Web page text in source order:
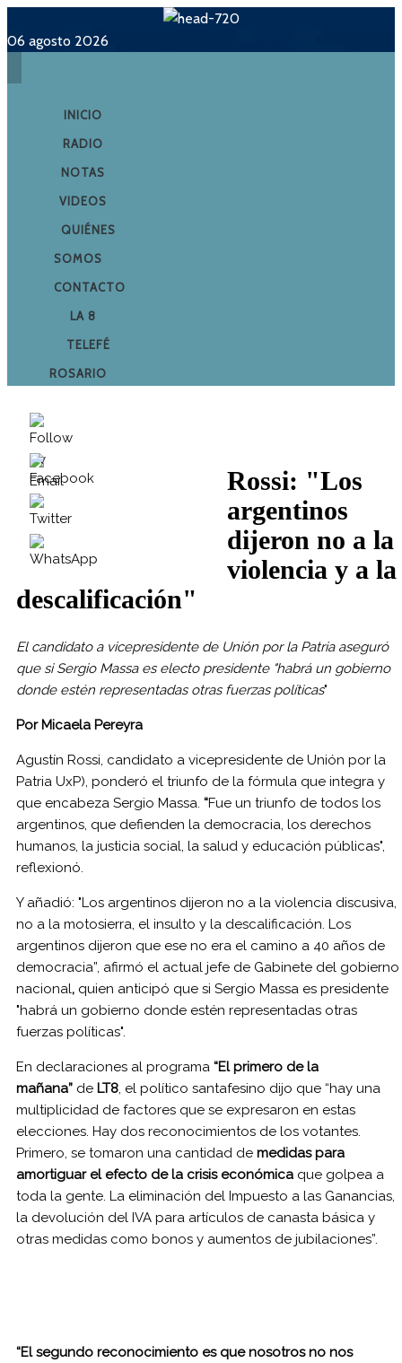
06 agosto 2026
INICIO
RADIO
NOTAS
VIDEOS
QUIÉNES
SOMOS
CONTACTO
LA 8
TELEFÉ
ROSARIO
Rossi: "Los
argentinos
dijeron no a la
violencia y a la
descalificación"
El candidato a vicepresidente de Unión por la Patria aseguró
que si Sergio Massa es electo presidente "habrá un gobierno
donde estén representadas otras fuerzas políticas"
Por Micaela Pereyra
Agustín Rossi, candidato a vicepresidente de Unión por la
Patria UxP), ponderó el triunfo de la fórmula que integra y
que encabeza Sergio Massa. “Fue un triunfo de todos los
argentinos, que defienden la democracia, los derechos
humanos, la justicia social, la salud y educación públicas",
reflexionó.
Y añadió: "Los argentinos dijeron no a la violencia discusiva,
no a la motosierra, el insulto y la descalificación. Los
argentinos dijeron que ese no era el camino a 40 años de
democracia”, afirmó el actual jefe de Gabinete del gobierno
nacional, quien anticipó que si Sergio Massa es presidente
"habrá un gobierno donde estén representadas otras
fuerzas políticas".
En declaraciones al programa “El primero de la
mañana” de LT8, el político santafesino dijo que “hay una
multiplicidad de factores que se expresaron en estas
elecciones. Hay dos reconocimientos de los votantes.
Primero, se tomaron una cantidad de medidas para
amortiguar el efecto de la crisis económica que golpea a
toda la gente. La eliminación del Impuesto a las Ganancias,
la devolución del IVA para artículos de canasta básica y
otras medidas como bonos y aumentos de jubilaciones”.
“El segundo reconocimiento es que nosotros no nos